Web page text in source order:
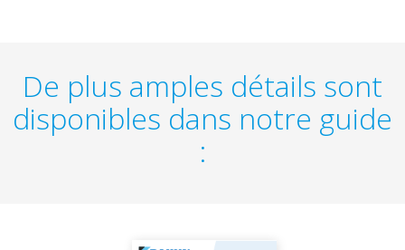
De plus amples détails sont
disponibles dans notre guide
: